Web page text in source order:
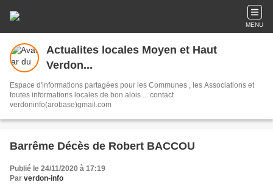
MENU
Actualites locales Moyen et Haut
Verdon...
Espace d'informations partagées pour les Communes , les Associations et
toutes informations locales de bon alois ... contact
verdoninfo(arobase)gmail.com
Barrême Décès de Robert BACCOU
Publié le 24/11/2020 à 17:19
Par verdon-info